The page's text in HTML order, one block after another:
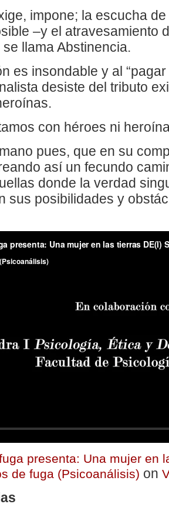
impone; la escucha
–y el atravesamiento
llama Abstinencia.
es insondable y al
desiste del tributo
con héroes ni
pues, que en su
así un fecundo
donde la verdad
sus posibilidades y
presenta: Una mujer en
de fuga (Psicoanálisis) on